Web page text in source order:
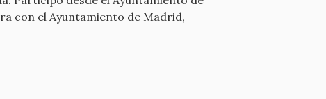
con el Ayuntamiento de Madrid,